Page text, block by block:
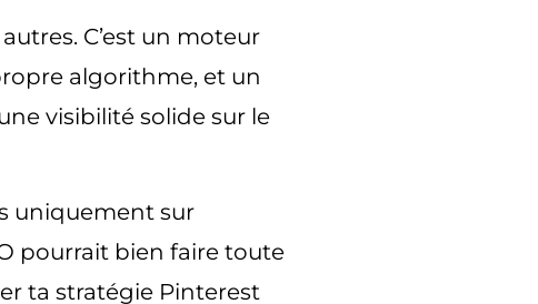
C’est un moteur
algorithme, et un
visibilité solide sur le
uniquement sur
pourrait bien faire toute
tastratégie Pinterest